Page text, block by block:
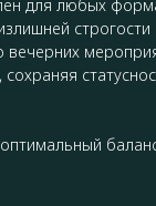
для любых
строгости
вечерних